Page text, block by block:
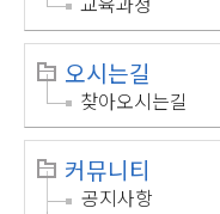
오시는길
찾아오시는길
커뮤니티
공지사항